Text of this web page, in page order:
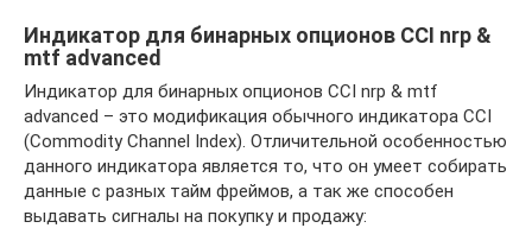
Индикатор для бинарных опционов CCI nrp &
mtf advanced
Индикатор для бинарных опционов CCI nrp & mtf
advanced – это модификация обычного индикатора CCI
(Commodity Channel Index). Отличительной особенностью
данного индикатора является то, что он умеет собирать
данные с разных тайм фреймов, а так же способен
выдавать сигналы на покупку и продажу: